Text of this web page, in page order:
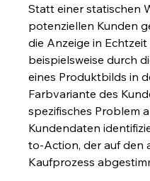
Statt einer statischen
potenziellen Kunden
die Anzeige in
beispielsweise durch
eines Produktbilds in
Farbvariante des
spezifisches Problem
Kundendaten
to-Action, der auf den
Kaufprozess